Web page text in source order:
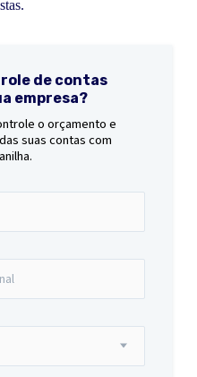
de contas
empresa?
o orçamento e
suas contas com